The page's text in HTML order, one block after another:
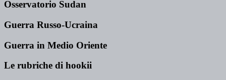
Osservatorio Sudan
Guerra Russo-Ucraina
Guerra in Medio Oriente
Le rubriche di hookii